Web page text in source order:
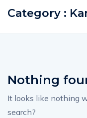
Category :
Nothing
It looks like nothing
search?